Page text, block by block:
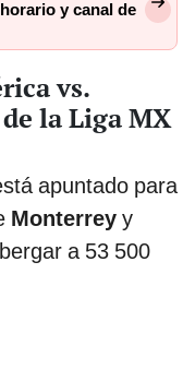
y canal de
vs.
la Liga MX
apuntado para
Monterrey y
a 53 500